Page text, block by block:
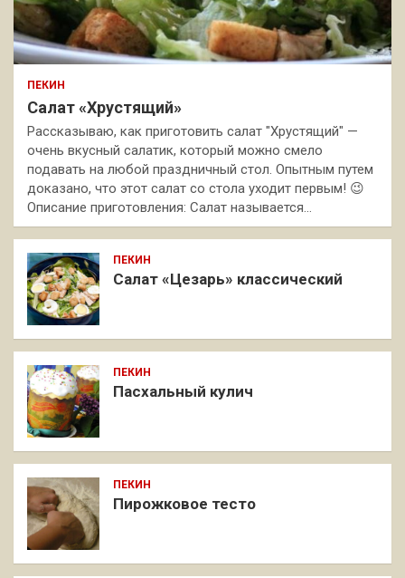
ПЕКИН
Салат «Хрустящий»
Рассказываю, как приготовить салат "Хрустящий" —
очень вкусный салатик, который можно смело
подавать на любой праздничный стол. Опытным путем
доказано, что этот салат со стола уходит первым! 😉
Описание приготовления: Салат называется…
ПЕКИН
Салат «Цезарь» классический
ПЕКИН
Пасхальный кулич
ПЕКИН
Пирожковое тесто